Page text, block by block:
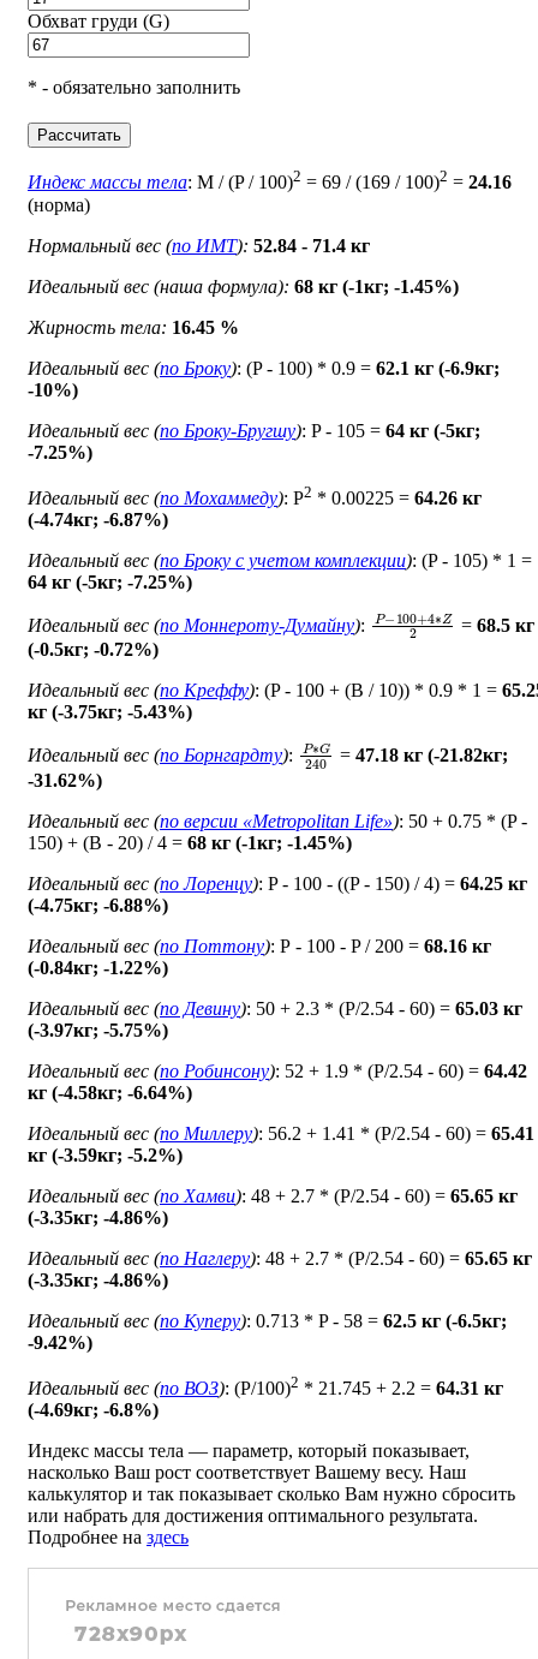
Обхват груди (G)
* - обязательно заполнить
Рассчитать
Индекс массы тела: M / (P / 100)2 = 69 / (169 / 100)2 = 24.16
(норма)
Нормальный вес (по ИМТ): 52.84 - 71.4 кг
Идеальный вес (наша формула): 68 кг (-1кг; -1.45%)
Жирность тела: 16.45 %
Идеальный вес (по Броку): (P - 100) * 0.9 = 62.1 кг (-6.9кг;
-10%)
Идеальный вес (по Броку-Бругшу): P - 105 = 64 кг (-5кг;
-7.25%)
Идеальный вес (по Мохаммеду): P2 * 0.00225 = 64.26 кг
(-4.74кг; -6.87%)
Идеальный вес (по Броку c учетом комплекции): (P - 105) * 1 =
64 кг (-5кг; -7.25%)
Идеальный вес (по Моннероту-Думайну): P− 100 +4∗ 2
=68.5 кг
(-0.5кг; -0.72%)
Идеальный вес (по Креффу): (P - 100 + (B / 10)) * 0.9 * 1 =
кг (-3.75кг; -5.43%)
Идеальный вес (по Борнгардту): P∗G 240
=47.18 кг (-21.82кг;
-31.62%)
Идеальный вес (по версии «Metropolitan Life»): 50 + 0.75 * (P -
150) + (B - 20) / 4 = 68 кг (-1кг; -1.45%)
Идеальный вес (по Лоренцу): P - 100 - ((P - 150) / 4) = 64.25 кг
(-4.75кг; -6.88%)
Идеальный вес (по Поттону): Р - 100 - P / 200 = 68.16 кг
(-0.84кг; -1.22%)
Идеальный вес (по Девину): 50 + 2.3 * (P/2.54 - 60) = 65.03 кг
(-3.97кг; -5.75%)
Идеальный вес (по Робинсону): 52 + 1.9 * (P/2.54 - 60) = 64.42
кг (-4.58кг; -6.64%)
Идеальный вес (по Миллеру): 56.2 + 1.41 * (P/2.54 - 60) = 65.41
кг (-3.59кг; -5.2%)
Идеальный вес (по Хамви): 48 + 2.7 * (P/2.54 - 60) = 65.65 кг
(-3.35кг; -4.86%)
Идеальный вес (по Наглеру): 48 + 2.7 * (P/2.54 - 60) = 65.65 кг
(-3.35кг; -4.86%)
Идеальный вес (по Куперу): 0.713 * P - 58 = 62.5 кг (-6.5кг;
-9.42%)
Идеальный вес (по ВОЗ): (P/100)2 * 21.745 + 2.2 = 64.31 кг
(-4.69кг; -6.8%)
Индекс массы тела — параметр, который показывает,
насколько Ваш рост соответствует Вашему весу. Наш
калькулятор и так показывает сколько Вам нужно сбросить
или набрать для достижения оптимального результата.
Подробнее на здесь